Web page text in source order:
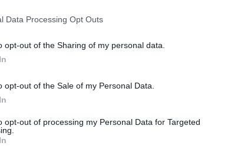
Data Processing Opt Outs
opt-out of the Sharing of my personal data.
opt-out of the Sale of my Personal Data.
opt-out of processing my Personal Data for Targeted